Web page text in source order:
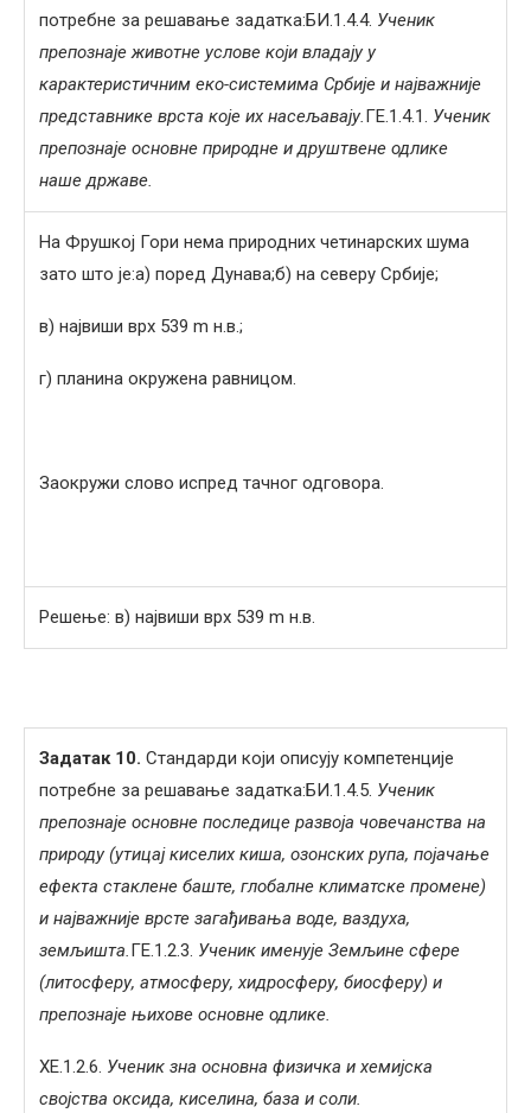
потребне за решавање задатка:БИ.1.4.4. Ученик
препознаје животне услове који владају у
карактеристичним еко-системима Србије и најважније
представнике врста које их насељавају.ГЕ.1.4.1. Ученик
препознаје основне природне и друштвене одлике
наше државе.
На Фрушкој Гори нема природних четинарских шума
зато што је:а) поред Дунава;б) на северу Србије;
в) највиши врх 539 m н.в.;
г) планина окружена равницом.
Заокружи слово испред тачног одговора.
Решење: в) највиши врх 539 m н.в.
Задатак 1 0. Стандарди који описују компетенције
потребне за решавање задатка:БИ.1.4.5. Ученик
препознаје основне последице развоја човечанства на
природу (утицај киселих киша, озонских рупа, појачање
ефекта стаклене баште, глобалне климатске промене)
и најважније врсте загађивања воде, ваздуха,
земљишта.ГЕ.1.2.3. Ученик именује Земљине сфере
(литосферу, атмосферу, хидросферу, биосферу) и
препознаје њихове основне одлике.
ХЕ.1.2.6. Ученик зна основна физичка и хемијска
својства оксида, киселина, база и соли.